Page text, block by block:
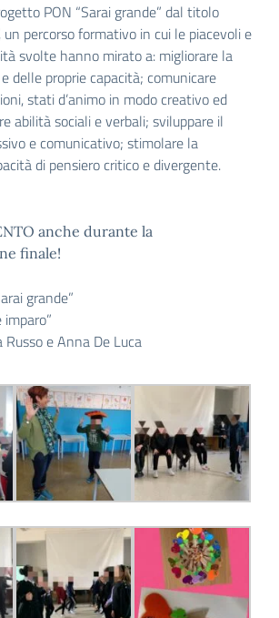
PON “Sarai grande” dal titolo
un percorso formativo in cui le piacevoli e
svolte hanno mirato a: migliorare la
delle proprie capacità; comunicare
stati d’animo in modo creativo ed
abilità sociali e verbali; sviluppare il
e comunicativo; stimolare la
di pensiero critico e divergente.
anche durante la
finale!
grande”
e Anna De Luca